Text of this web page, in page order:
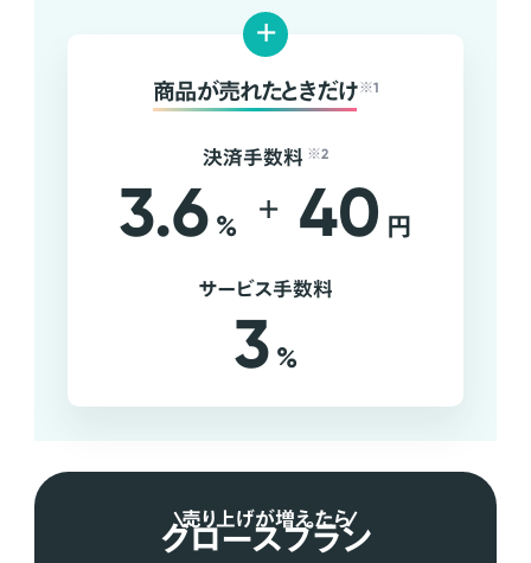
+
商品が売れたときだけ ※1
決済手数料 ※2
3.6 % + 40 円
サービス手数料
3 %
売り上げが増えたら
グロースプラン